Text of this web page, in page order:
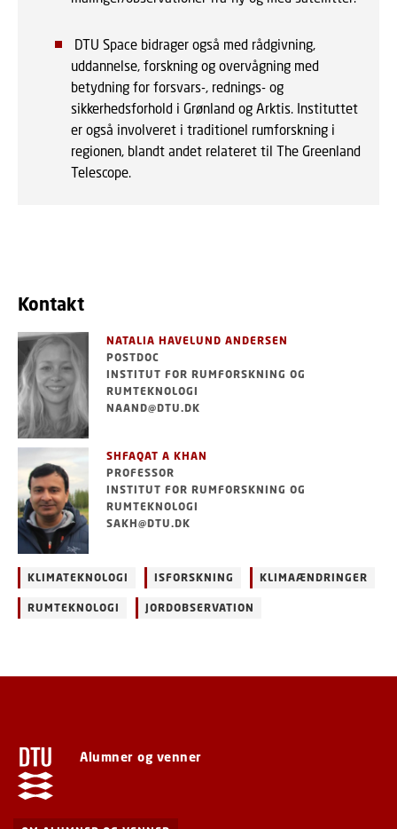
DTU Space bidrager også med rådgivning,
uddannelse, forskning og overvågning med
betydning for forsvars-, rednings- og
sikkerhedsforhold i Grønland og Arktis. Instituttet
er også involveret i traditionel rumforskning i
regionen, blandt andet relateret til The Greenland
Telescope.
Kontakt
NATALIA HAVELUND ANDERSEN
POSTDOC
INSTITUT FOR RUMFORSKNING OG
RUMTEKNOLOGI
NAAND@DTU.DK
SHFAQAT A KHAN
PROFESSOR
INSTITUT FOR RUMFORSKNING OG
RUMTEKNOLOGI
SAKH@DTU.DK
KLIMATEKNOLOGI ISFORSKNING KLIMAÆNDRINGER
RUMTEKNOLOGI JORDOBSERVATION
Alumner og venner